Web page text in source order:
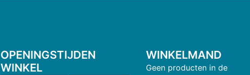
OPENINGSTIJDEN
WINKEL
WINKELMAND
Geen producten in de